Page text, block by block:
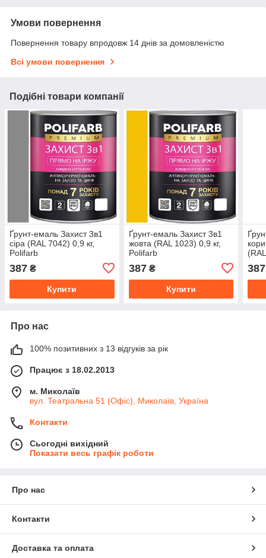
Умови повернення
Повернення товару впродовж 14 днів за домовленістю
Всі умови повернення
Подібні товари компанії
Ґрунт-емаль Захист 3в1
сіра (RAL 7042) 0,9 кг,
Polifarb
387 ₴
Купити
Ґрунт-емаль Захист 3в1
жовта (RAL 1023) 0,9 кг,
Polifarb
387₴
Купити
387
Про нас
100% позитивних з 13 відгуків за рік
Працює з 18.02.2013
м. Миколаїв
вул. Театральна 51 (Офіс), Миколаїв, Україна
Контакти
Сьогодні вихідний
Показати весь графік роботи
Про нас
Контакти
Доставка та оплата